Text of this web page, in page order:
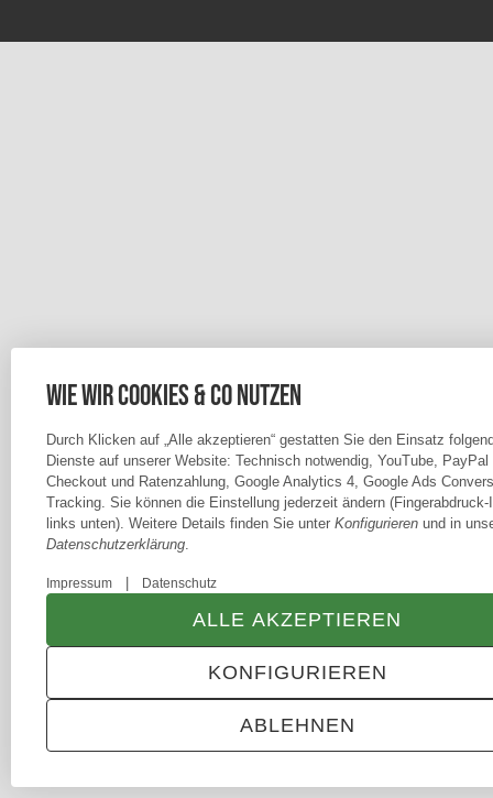
ANMELDEN MENÜ WARENKORB
Wie wir Cookies & Co nutzen
Durch Klicken auf „Alle akzeptieren“ gestatten Sie den Einsatz
Dienste auf unserer Website: Technisch notwendig, YouTube,
Checkout und Ratenzahlung, Google Analytics 4, Google Ads
Tracking. Sie können die Einstellung jederzeit ändern (Fingerabdruck-
links unten). Weitere Details finden Sie unter Konfigurieren und in
Datenschutzerklärung.
Impressum Datenschutz
ABLEHNEN
KONFIGURIEREN
ALLE AKZEPTIEREN